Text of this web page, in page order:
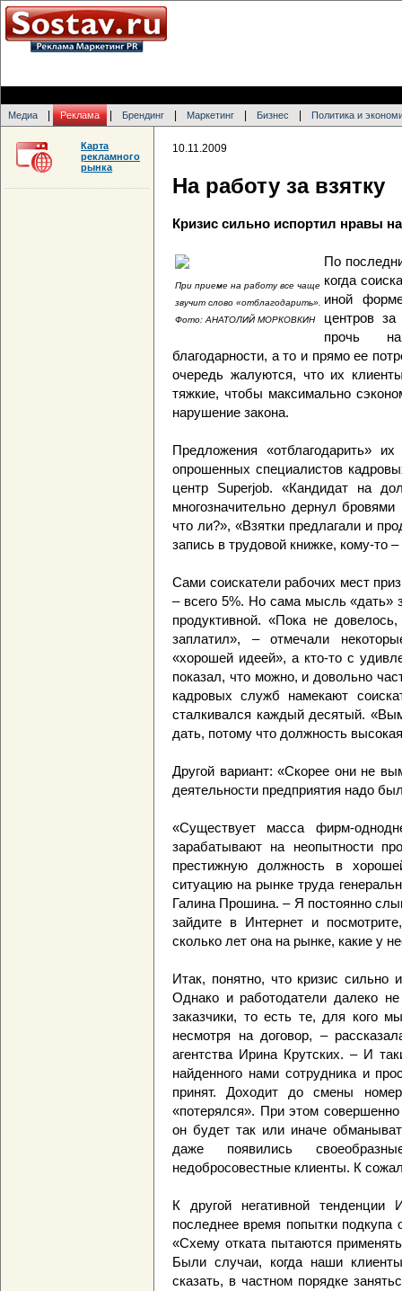
Медиа Реклама Брендинг Маркетинг Бизнес Политика и
10.11.2009
На работу за взятку
Кризис сильно испортил нравы
При приеме на работу все чаще
звучит слово «отблагодарить».
Фото: АНАТОЛИЙ МОРКОВКИН
По
когда
иной
центров
прочь
благодарности, а то и прямо ее
очередь жалуются, что их
тяжкие, чтобы максимально
нарушение закона.
Предложения «отблагодарить»
опрошенных специалистов
центр Superjob. «Кандидат на
многозначительно дернул
что ли?», «Взятки предлагали и
запись в трудовой книжке, кому-то
Сами соискатели рабочих мест
– всего 5%. Но сама мысль «дать»
продуктивной. «Пока не
заплатил», – отмечали
«хорошей идеей», а кто-то с
показал, что можно, и довольно
кадровых служб намекают
сталкивался каждый десятый.
дать, потому что должность
Другой вариант: «Скорее они не
деятельности предприятия надо
«Существует масса фирм-
зарабатывают на неопытности
престижную должность в
ситуацию на рынке труда
Галина Прошина. – Я постоянно
зайдите в Интернет и
сколько лет она на рынке, какие у
Итак, понятно, что кризис сильно
Однако и работодатели далеко
заказчики, то есть те, для кого
несмотря на договор, –
агентства Ирина Крутских. – И
найденного нами сотрудника и
принят. Доходит до смены
«потерялся». При этом
он будет так или иначе
даже появились
недобросовестные клиенты. К
К другой негативной тенденции
последнее время попытки подкупа
«Схему отката пытаются
Были случаи, когда наши
сказать, в частном порядке
Карта
рекламного
рынка